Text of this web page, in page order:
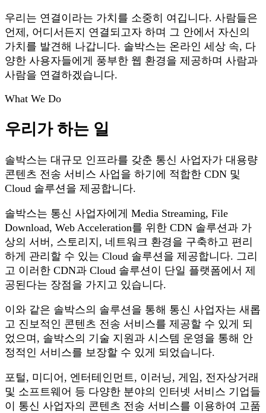
우리는 연결이라는 가치를 소중히 여깁니다. 사람들은
언제, 어디서든지 연결되고자 하며 그 안에서 자신의
가치를 발견해 나갑니다. 솔박스는 온라인 세상 속, 다
양한 사용자들에게 풍부한 웹 환경을 제공하며 사람과
사람을 연결하겠습니다.
What We Do
우리가 하는 일
솔박스는 대규모 인프라를 갖춘 통신 사업자가 대용량
콘텐츠 전송 서비스 사업을 하기에 적합한 CDN 및
Cloud 솔루션을 제공합니다.
솔박스는 통신 사업자에게 Media Streaming, File
Download, Web Acceleration를 위한 CDN 솔루션과 가
상의 서버, 스토리지, 네트워크 환경을 구축하고 편리
하게 관리할 수 있는 Cloud 솔루션을 제공합니다. 그리
고 이러한 CDN과 Cloud 솔루션이 단일 플랫폼에서 제
공된다는 장점을 가지고 있습니다.
이와 같은 솔박스의 솔루션을 통해 통신 사업자는 새롭
고 진보적인 콘텐츠 전송 서비스를 제공할 수 있게 되
었으며, 솔박스의 기술 지원과 시스템 운영을 통해 안
정적인 서비스를 보장할 수 있게 되었습니다.
포털, 미디어, 엔터테인먼트, 이러닝, 게임, 전자상거래
및 소프트웨어 등 다양한 분야의 인터넷 서비스 기업들
이 통신 사업자의 콘텐츠 전송 서비스를 이용하여 고품